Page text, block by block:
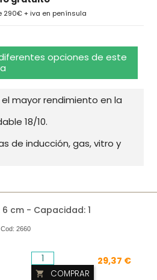
290€ + iva en península
opciones de este
mayor rendimiento en la
18/10.
de inducción, gas, vitro y
cm - Capacidad: 1
Cod: 2660
29,37 €
 COMPRAR